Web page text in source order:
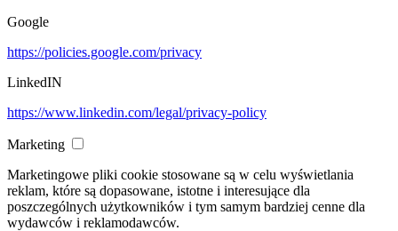
Google
https://policies.google.com/privacy
LinkedIN
https://www.linkedin.com/legal/privacy-policy
Marketing
Marketingowe pliki cookie stosowane są w celu wyświetlania
reklam, które są dopasowane, istotne i interesujące dla
poszczególnych użytkowników i tym samym bardziej cenne dla
wydawców i reklamodawców.